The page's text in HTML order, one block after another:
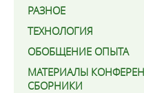
РАЗНОЕ
ТЕХНОЛОГИЯ
ОБОБЩЕНИЕ ОПЫТА
МАТЕРИАЛЫ
СБОРНИКИ